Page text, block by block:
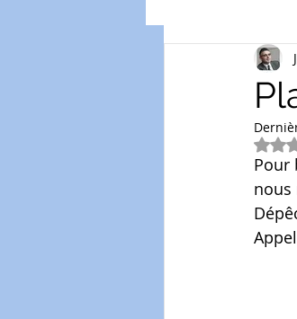
Macro-
assurances
transmission
Pour
nous